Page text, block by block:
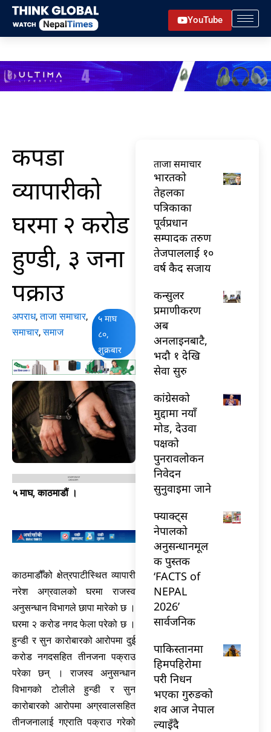
Skip
content
YouTube
कपडा
व्यापारीको
घरमा २ करोड
हुण्डी, ३ जना
पक्राउ
अपराध,ताजा समाचार,
समाचार,समाज
५ माघ
८०,
शुक्रबार
५ माघ, काठमाडौं ।
काठमाडौँको क्षेत्रपाटीस्थित व्यापारी
नरेश अग्रवालको घरमा राजस्व
अनुसन्धान विभागले छापा मारेको छ ।
घरमा २ करोड नगद फेला परेको छ ।
हुन्डी र सुन कारोबारको आरोपमा दुई
करोड नगदसहित तीनजना पक्राउ
परेका छन् । राजस्व अनुसन्धान
विभागको टोलीले हुन्डी र सुन
कारोबारको आरोपमा अग्रवालसहित
तीनजनालाई गएराति पक्राउ गरेको
ताजा समाचार
भारतकाे
तेहलका
पत्रिकाका
पूर्वप्रधान
सम्पादक तरुण
तेजपाललाई १०
वर्ष कैद सजाय
कन्सुलर
प्रमाणीकरण
अब
अनलाइनबाटै,
भदौ १ देखि
सेवा सुरु
कांग्रेसको
मुद्दामा नयाँ
मोड, देउवा
पक्षको
पुनरावलोकन
निवेदन
सुनुवाइमा जाने
फ्याक्ट्स
नेपालको
अनुसन्धानमूल
क पुस्तक
‘FACTS of
NEPAL
2026’
सार्वजनिक
पाकिस्तानमा
हिमपहिरोमा
परी निधन
भएका गुरुङको
शव आज नेपाल
ल्याइँदै